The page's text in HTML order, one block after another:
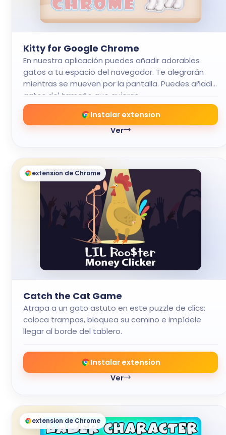
Kitty for Google Chrome
En nuestra aplicación puedes añadir adorables
gatos a tu espacio del navegador. Te alegrarán
mientras se mueven por la pantalla. Puedes añadir
gatos del tamaño que quieras.
Instalar extension
Ver
extension de Chrome
Catch the Cat Game
Atrapa a un gato astuto en este puzzle de clics:
coloca trampas, bloquea su camino e impídele
llegar al borde del tablero.
Instalar extension
Ver
extension de Chrome